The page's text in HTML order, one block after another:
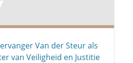
Van der Steur als
van Veiligheid en Justitie